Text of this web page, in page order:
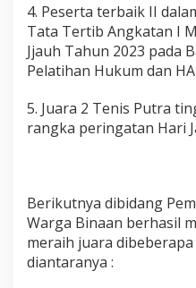
4. Peserta terbaik II
Tata Tertib Angkatan I
Jjauh Tahun 2023 pada
Pelatihan Hukum dan
5. Juara 2 Tenis Putra
rangka peringatan Hari
Berikutnya dibidang
Warga Binaan berhasil
meraih juara
diantaranya :